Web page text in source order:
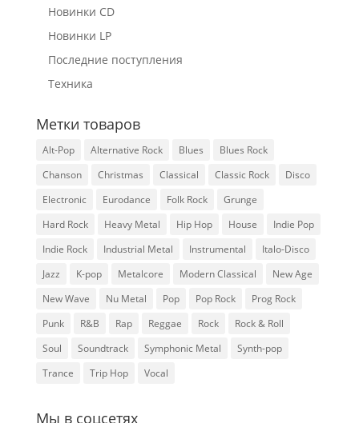
Новинки CD
Новинки LP
Последние поступления
Техника
Метки товаров
Alt-Pop Alternative Rock Blues
Blues Rock
Chanson
Christmas Classical Classic Rock
Disco
Electronic
Eurodance Folk Rock
Grunge
Hard Rock
Heavy Metal Hip Hop House
Indie Pop
Indie Rock
Industrial Metal Instrumental
Italo-Disco
Jazz
K-pop Metalcore Modern Classical
New Age
New Wave
Nu Metal Pop Pop Rock
Prog Rock
Punk
R&B Rap Reggae Rock
Rock & Roll
Soul
Soundtrack Symphonic Metal
Synth-pop
Trance
Trip Hop Vocal
Мы в соцсетях